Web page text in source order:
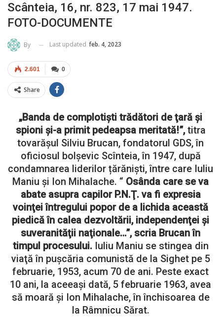
Scânteia, 16, nr. 823, 17 mai 1947.
FOTO-DOCUMENTE
By Last updated feb. 4, 2023
0
2.601
Share
„Banda de complotişti trădători de ţară şi
spioni şi-a primit pedeapsa meritată!”,titra
tovarășul Silviu Brucan, fondatorul GDS, în
oficiosul bolșevic Scînteia, în 1947, după
condamnarea liderilor țărăniști, între care Iuliu
Maniu și Ion Mihalache. “ Osânda care se va
abate asupra capilor P.N.Ţ. va fi expresia
voinţei întregului popor de a lichida această
piedică în calea dezvoltării, independenţei şi
suveranităţii naţionale…”, scria Brucan în
timpul procesului.Iuliu Maniu se stingea din
viaţă în puşcăria comunistă de la Sighet pe 5
februarie, 1953, acum 70 de ani. Peste exact
10 ani, la aceeași dată, 5 februarie 1963, avea
să moară și Ion Mihalache, în închisoarea de
la Râmnicu Sărat.